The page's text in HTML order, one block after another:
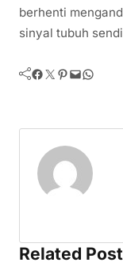
berhenti
sinyal tubuh
Facebook Twitter Pinterest Mail WhatsApp
Related